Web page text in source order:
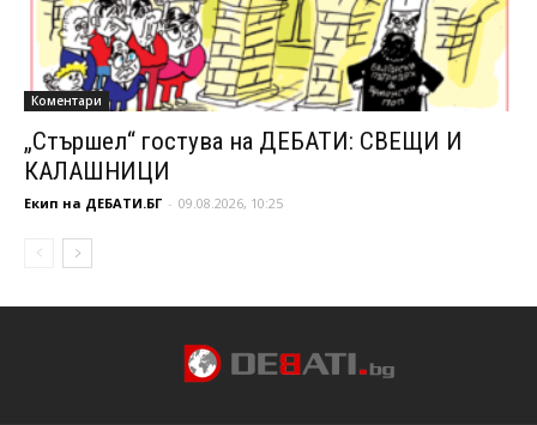
Коментари
„Стършел“ гостува на ДЕБАТИ: СВЕЩИ И
КАЛАШНИЦИ
Екип на ДЕБАТИ.БГ - 09.08.2026, 10:25